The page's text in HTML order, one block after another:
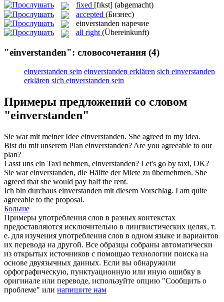
fixed [fɪkst] (abgemacht)
accepted (Бизнес)
einverstanden наречие
all right (Übereinkunft)
"einverstanden": словосочетания (4)
einverstanden sein einverstanden erklären sich einverstanden
erklären sich einverstanden sein
Примеры предложений со словом
"einverstanden"
Sie war mit meiner Idee einverstanden. She agreed to my idea.
Bist du mit unserem Plan einverstanden? Are you agreeable to our
plan?
Lasst uns ein Taxi nehmen, einverstanden? Let's go by taxi, OK?
Sie wareinverstanden, die Hälfte der Miete zu übernehmen. She
agreed that she would pay half the rent.
Ich bin durchaus einverstanden mit diesem Vorschlag. I am quite
agreeable to the proposal.
Больше
Примеры употребления слов в разных контекстах
предоставляются исключительно в лингвистических целях, т.
е. для изучения употребления слов в одном языке и вариантов
их перевода на другой. Все образцы собраны автоматически
из открытых источников с помощью технологии поиска на
основе двуязычных данных. Если вы обнаружили
орфографическую, пунктуационную или иную ошибку в
оригинале или переводе, используйте опцию "Сообщить о
проблеме" или напишите нам